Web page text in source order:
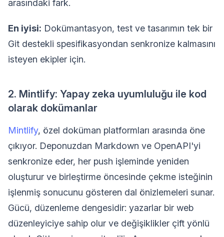
arasındaki fark.
En iyisi: Dokümantasyon, test ve tasarımın tek bir
Git destekli spesifikasyondan senkronize kalmasını
isteyen ekipler için.
2. Mintlify: Yapay zeka uyumluluğu ile kod
olarak dokümanlar
Mintlify, özel doküman platformları arasında öne
çıkıyor. Deponuzdan Markdown ve OpenAPI'yi
senkronize eder, her push işleminde yeniden
oluşturur ve birleştirme öncesinde çekme isteğinin
işlenmiş sonucunu gösteren dal önizlemeleri sunar.
Gücü, düzenleme dengesidir: yazarlar bir web
düzenleyiciye sahip olur ve değişiklikler çift yönlü